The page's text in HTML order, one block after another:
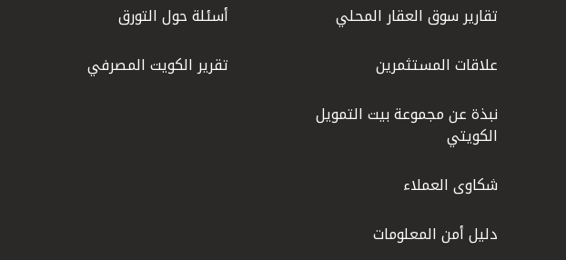
تقارير سوق العقار المحلي
علاقات المستثمرين
نبذة عن مجموعة بيت التمويل
الكويتي
شكاوى العملاء
دليل أمن المعلومات
أسئلة حول التورق
تقرير الكويت المصرفي